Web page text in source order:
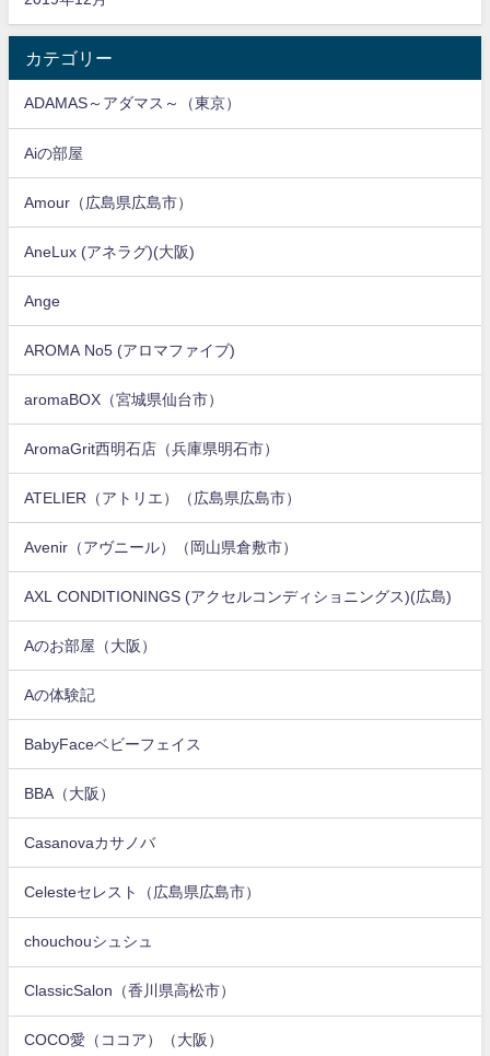
カテゴリー
ADAMAS～アダマス～（東京）
Aiの部屋
Amour（広島県広島市）
AneLux (アネラグ)(大阪)
Ange
AROMA No5 (アロマファイブ)
aromaBOX（宮城県仙台市）
AromaGrit西明石店（兵庫県明石市）
ATELIER（アトリエ）（広島県広島市）
Avenir（アヴニール）（岡山県倉敷市）
AXL CONDITIONINGS (アクセルコンディショニングス)(広島)
Aのお部屋（大阪）
Aの体験記
BabyFaceベビーフェイス
BBA（大阪）
Casanovaカサノバ
Celesteセレスト（広島県広島市）
chouchouシュシュ
ClassicSalon（香川県高松市）
COCO愛（ココア）（大阪）